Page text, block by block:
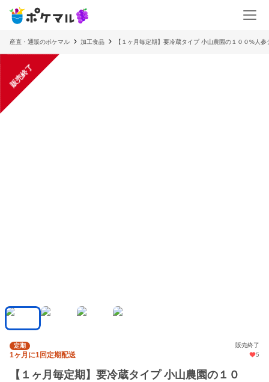
産直・通販のポケマル 加工食品 【１ヶ月毎定期】要冷蔵タイプ 小山農園の１００%人参
販売終了
定期 販売終了
1ヶ月に1回定期配送 5
【１ヶ月毎定期】要冷蔵タイプ 小山農園の１０